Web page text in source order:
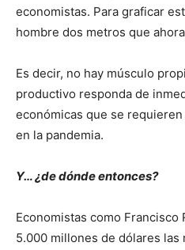
economistas. Para graficar
hombre dos metros que
Es decir, no hay músculo
productivo responda de
económicas que se
en la pandemia.
Y… ¿de dónde entonces?
Economistas como Francisco
5.000 millones de dólares